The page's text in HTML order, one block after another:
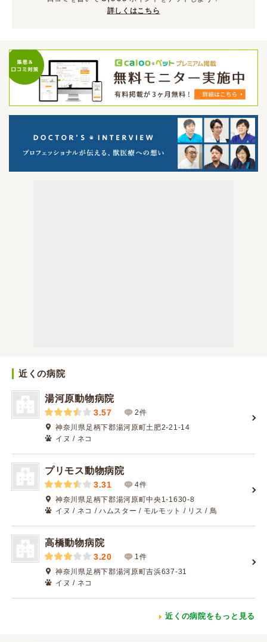
詳しくはこちら
近くの病院
湯河原動物病院
3.57
2件
神奈川県足柄下郡湯河原町土肥2-21-14
イヌ / ネコ
プリモス動物病院
3.31
4件
神奈川県足柄下郡湯河原町中央1-1630-8
イヌ / ネコ / ハムスター / モルモット / リス / 鳥
高橋動物病院
3.20
1件
神奈川県足柄下郡湯河原町吉浜637-31
イヌ / ネコ
近くの病院をもっと見る